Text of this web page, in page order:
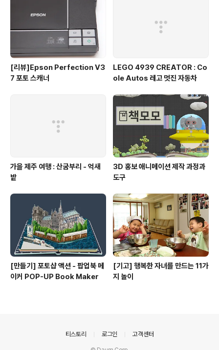
[리뷰]Epson Perfection V3
7 포토 스캐너
LEGO 4939 CREATOR : Co
ole Autos 레고 멋진 자동차
가을 제주 여행 : 산굼부리 - 억새
밭
3D 홍보 애니메이션 제작 과정과
도구
[만들기] 포토샵 액션 - 팝업북 메
이커 POP-UP Book Maker
[기고] 행복한 자녀를 만드는 11가
지 놀이
티스토리 로그인 고객센터